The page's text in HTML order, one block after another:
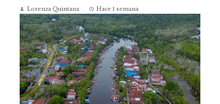
Lorenza Quintana Hace 1 semana